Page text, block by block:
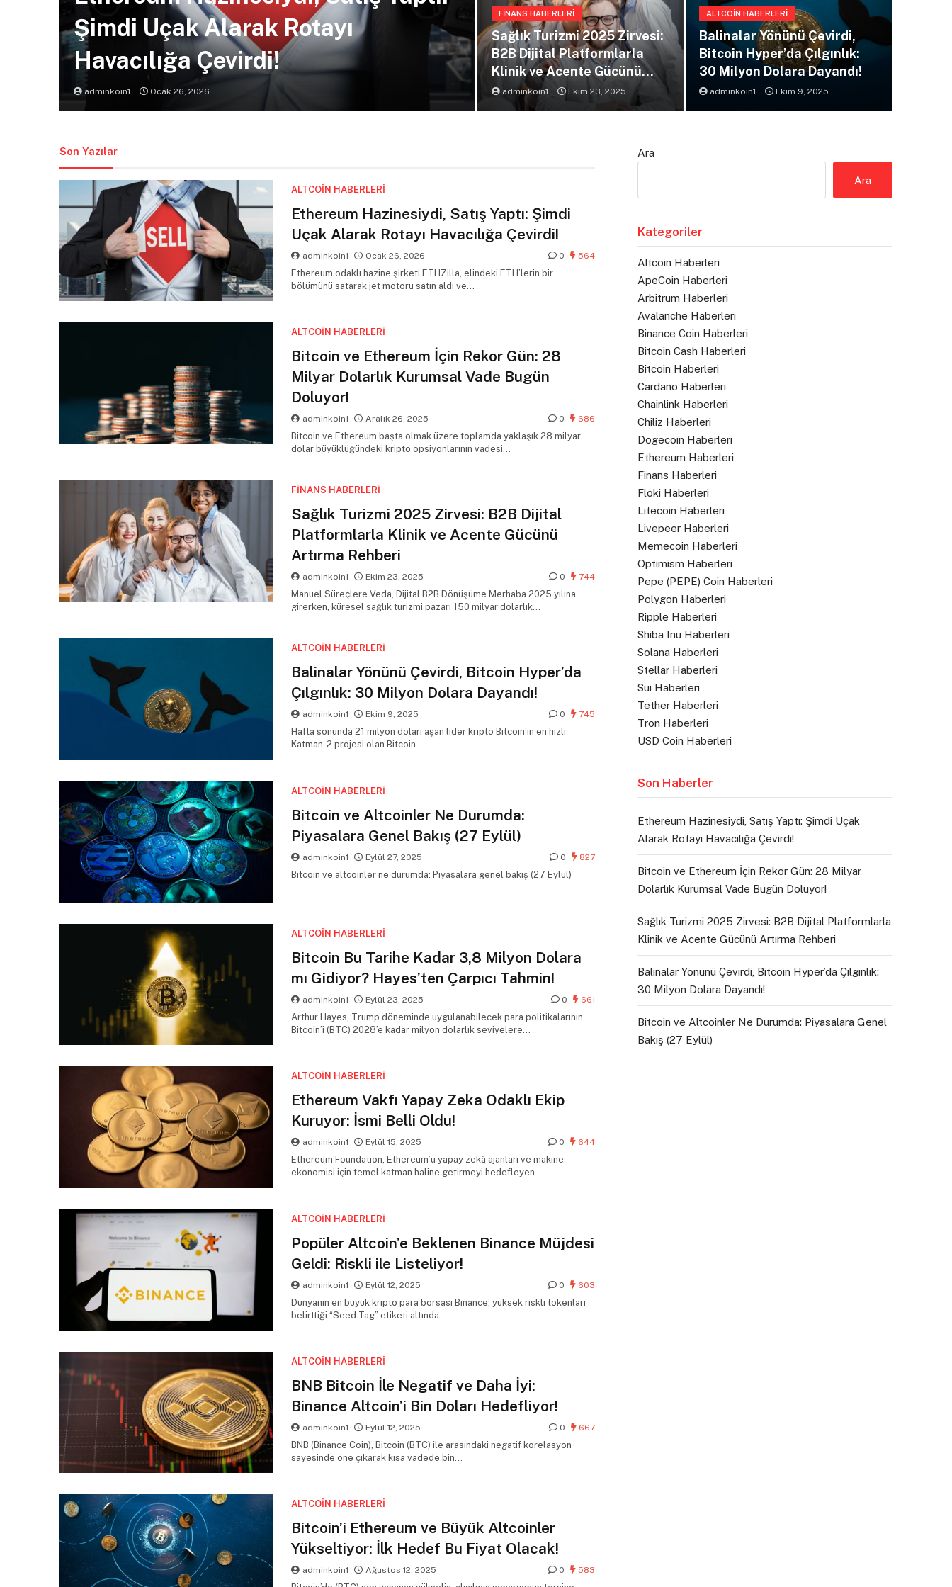
Şimdi Uçak Alarak Rotayı
Havacılığa Çevirdi!
adminkoin1 Ocak 26, 2026
FINANS HABERLERI
Sağlık Turizmi 2025 Zirvesi:
B2B Dijital Platformlarla
Klinik ve Acente Gücünü
Artırma Rehberi
adminkoin1 Ekim 23, 2025
ALTCOIN HABERLERI
Balinalar Yönünü Çevirdi,
Bitcoin Hyper’da Çılgınlık:
30 Milyon Dolara Dayandı!
adminkoin1 Ekim 9, 2025
Son Yazılar
ALTCOIN HABERLERI
Ethereum Hazinesiydi, Satış Yaptı: Şimdi
Uçak Alarak Rotayı Havacılığa Çevirdi!
adminkoin1 Ocak 26, 2026 0 564
Ethereum odaklı hazine şirketi ETHZilla, elindeki ETH’lerin bir
bölümünü satarak jet motoru satın aldı ve…
ALTCOIN HABERLERI
Bitcoin ve Ethereum İçin Rekor Gün: 28
Milyar Dolarlık Kurumsal Vade Bugün
Doluyor!
adminkoin1 Aralık 26, 2025 0 686
Bitcoin ve Ethereum başta olmak üzere toplamda yaklaşık 28 milyar
dolar büyüklüğündeki kripto opsiyonlarının vadesi…
FINANS HABERLERI
Sağlık Turizmi 2025 Zirvesi: B2B Dijital
Platformlarla Klinik ve Acente Gücünü
Artırma Rehberi
adminkoin1 Ekim 23, 2025 0 744
Manuel Süreçlere Veda, Dijital B2B Dönüşüme Merhaba 2025 yılına
girerken, küresel sağlık turizmi pazarı 150 milyar dolarlık…
ALTCOIN HABERLERI
Balinalar Yönünü Çevirdi, Bitcoin Hyper’da
Çılgınlık: 30 Milyon Dolara Dayandı!
adminkoin1 Ekim 9, 2025 0 745
Hafta sonunda 21 milyon doları aşan lider kripto Bitcoin’in en hızlı
Katman-2 projesi olan Bitcoin…
ALTCOIN HABERLERI
Bitcoin ve Altcoinler Ne Durumda:
Piyasalara Genel Bakış (27 Eylül)
adminkoin1 Eylül 27, 2025 0 827
Bitcoin ve altcoinler ne durumda: Piyasalara genel bakış (27 Eylül)
ALTCOIN HABERLERI
Bitcoin Bu Tarihe Kadar 3,8 Milyon Dolara
mı Gidiyor? Hayes’ten Çarpıcı Tahmin!
adminkoin1 Eylül 23, 2025 0 661
Arthur Hayes, Trump döneminde uygulanabilecek para politikalarının
Bitcoin’i (BTC) 2028’e kadar milyon dolarlık seviyelere
ALTCOIN HABERLERI
Ethereum Vakfı Yapay Zeka Odaklı Ekip
Kuruyor: İsmi Belli Oldu!
adminkoin1 Eylül 15, 2025 0 644
Ethereum Foundation, Ethereum’u yapay zekâ ajanları ve makine
ekonomisi için temel katman haline getirmeyi hedefleyen…
ALTCOIN HABERLERI
Popüler Altcoin’e Beklenen Binance Müjdesi
Geldi: Riskli ile Listeliyor!
adminkoin1 Eylül 12, 2025 0 603
Dünyanın en büyük kripto para borsası Binance, yüksek riskli tokenları
belirttiği “Seed Tag” etiketi altında…
ALTCOIN HABERLERI
BNB Bitcoin İle Negatif ve Daha İyi:
Binance Altcoin’i Bin Doları Hedefliyor!
adminkoin1 Eylül 12, 2025 0 667
BNB (Binance Coin), Bitcoin (BTC) ile arasındaki negatif korelasyon
sayesinde öne çıkarak kısa vadede bin…
ALTCOIN HABERLERI
Bitcoin’i Ethereum ve Büyük Altcoinler
Yükseltiyor: İlk Hedef Bu Fiyat Olacak!
adminkoin1 Ağustos 12, 2025 0 583
Ara
Ara
Kategoriler
Altcoin Haberleri
ApeCoin Haberleri
Arbitrum Haberleri
Avalanche Haberleri
Binance Coin Haberleri
Bitcoin Cash Haberleri
Bitcoin Haberleri
Cardano Haberleri
Chainlink Haberleri
Chiliz Haberleri
Dogecoin Haberleri
Ethereum Haberleri
Finans Haberleri
Floki Haberleri
Litecoin Haberleri
Livepeer Haberleri
Memecoin Haberleri
Optimism Haberleri
Pepe (PEPE) Coin Haberleri
Polygon Haberleri
Ripple Haberleri
Shiba Inu Haberleri
Solana Haberleri
Stellar Haberleri
Sui Haberleri
Tether Haberleri
Tron Haberleri
USD Coin Haberleri
Son Haberler
Ethereum Hazinesiydi, Satış Yaptı: Şimdi Uçak
Alarak Rotayı Havacılığa Çevirdi!
Bitcoin ve Ethereum İçin Rekor Gün: 28 Milyar
Dolarlık Kurumsal Vade Bugün Doluyor!
Sağlık Turizmi 2025 Zirvesi: B2B Dijital Platformlarla
Klinik ve Acente Gücünü Artırma Rehberi
Balinalar Yönünü Çevirdi, Bitcoin Hyper’da Çılgınlık:
30 Milyon Dolara Dayandı!
Bitcoin ve Altcoinler Ne Durumda: Piyasalara Genel
Bakış (27 Eylül)